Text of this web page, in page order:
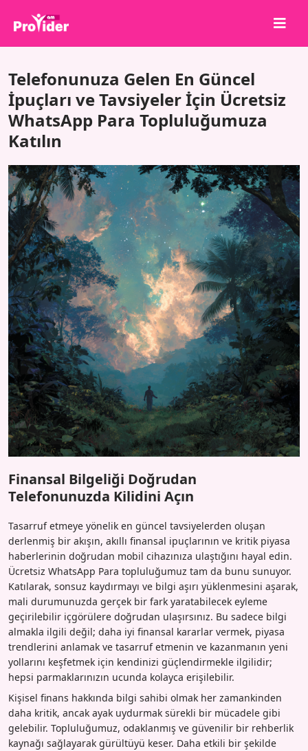
Hakkımızda
Giriş Yap
Kayıt Ol
Hizmetler
API
Şartlar
Blog
Telefonunuza Gelen En Güncel
İpuçları ve Tavsiyeler İçin Ücretsiz
WhatsApp Para Topluluğumuza
Katılın
Finansal Bilgeliği Doğrudan
Telefonunuzda Kilidini Açın
Tasarruf etmeye yönelik en güncel tavsiyelerden oluşan
derlenmiş bir akışın, akıllı finansal ipuçlarının ve kritik piyasa
haberlerinin doğrudan mobil cihazınıza ulaştığını hayal edin.
Ücretsiz WhatsApp Para topluluğumuz tam da bunu sunuyor.
Katılarak, sonsuz kaydırmayı ve bilgi aşırı yüklenmesini aşarak,
mali durumunuzda gerçek bir fark yaratabilecek eyleme
geçirilebilir içgörülere doğrudan ulaşırsınız. Bu sadece bilgi
almakla ilgili değil; daha iyi finansal kararlar vermek, piyasa
trendlerini anlamak ve tasarruf etmenin ve kazanmanın yeni
yollarını keşfetmek için kendinizi güçlendirmekle ilgilidir;
hepsi parmaklarınızın ucunda kolayca erişilebilir.
Kişisel finans hakkında bilgi sahibi olmak her zamankinden
daha kritik, ancak ayak uydurmak sürekli bir mücadele gibi
gelebilir. Topluluğumuz, odaklanmış ve güvenilir bir rehberlik
kaynağı sağlayarak gürültüyü keser. Daha etkili bir şekilde